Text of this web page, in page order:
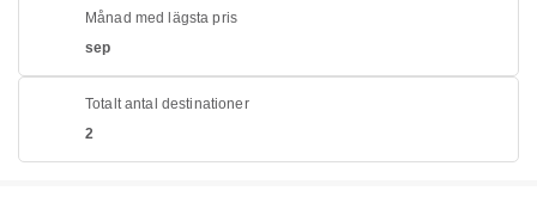
Månad med lägsta pris
sep
Totalt antal destinationer
2